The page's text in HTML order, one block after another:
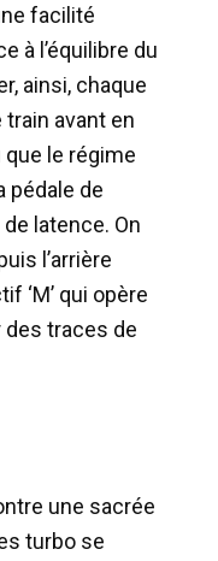
facilité
à l’équilibre du
ainsi, chaque
avant en
que le régime
pédale de
latence. On
l’arrière
‘M’ qui opère
des traces de
une sacrée
turbo se